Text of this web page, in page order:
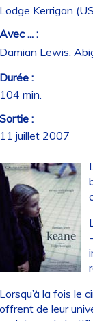
Kerrigan
... :
Lewis,
:
min.
:
juillet 2007
la fois le
de leur